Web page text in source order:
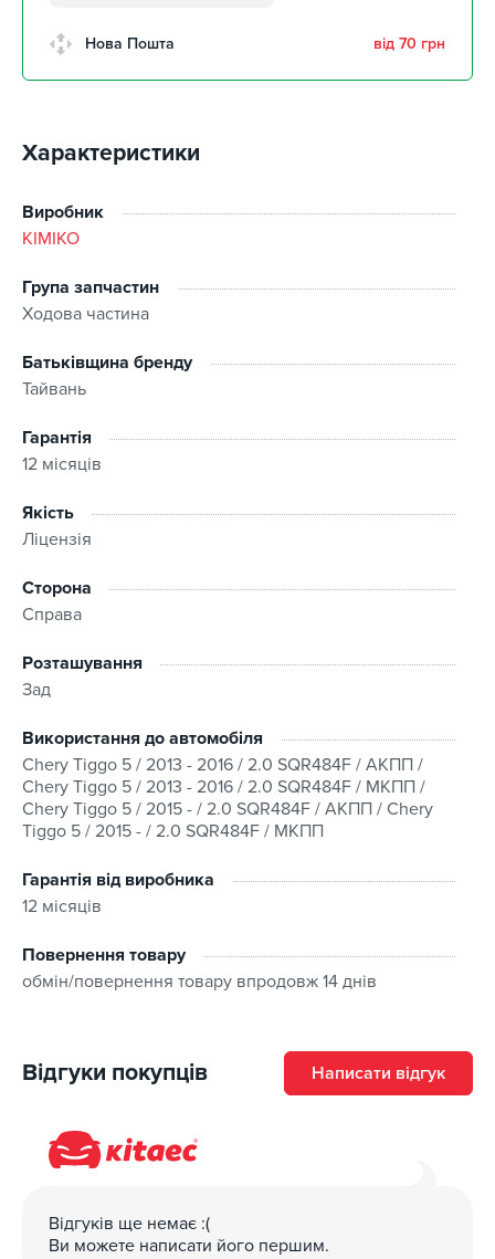
Клинцівський авторинок
м. Київ, вул. Остафія
Нова Пошта від 70 грн
Характеристики
Виробник
KIMIKO
Група запчастин
Ходова частина
Батьківщина бренду
Тайвань
Гарантія
12 місяців
Якість
Ліцензія
Сторона
Справа
Розташування
Зад
Використання до автомобіля
Chery Tiggo 5 / 2013 - 2016 / 2.0 SQR484F / АКПП /
Chery Tiggo 5 / 2013 - 2016 / 2.0 SQR484F / МКПП /
Chery Tiggo 5 / 2015 - / 2.0 SQR484F / АКПП / Chery
Tiggo 5 / 2015 - / 2.0 SQR484F / МКПП
Гарантія від виробника
12 місяців
Повернення товару
обмін/повернення товару впродовж 14 днів
Відгуки покупців Написати відгук
Відгуків ще немає :(
Ви можете написати його першим.